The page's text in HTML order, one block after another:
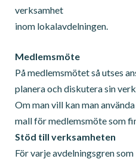
verksamhet
inom lokalavdelningen.
Medlemsmöte
På medlemsmötet så utses
planera och diskutera sin
Om man vill kan man
mall för medlemsmöte som
Stöd till verksamheten
För varje avdelningsgren